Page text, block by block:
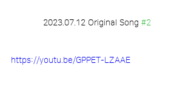
2023.07.12 Original Song #2
https://youtu.be/GPPET-LZAAE